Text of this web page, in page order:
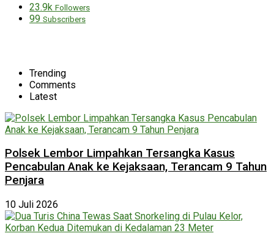
23.9k Followers
99 Subscribers
Trending
Comments
Latest
Polsek Lembor Limpahkan Tersangka Kasus
Pencabulan Anak ke Kejaksaan, Terancam 9 Tahun
Penjara
10 Juli 2026